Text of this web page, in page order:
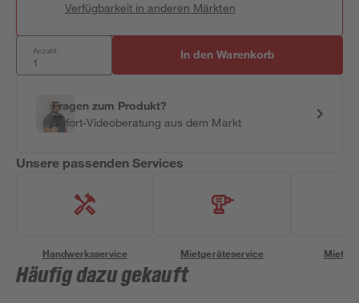
Verfügbarkeit in anderen Märkten
Anzahl: In den Warenkorb
Fragen zum Produkt?
Sofort-Videoberatung aus dem Markt
Unsere passenden Services
Handwerksservice Mietgeräteservice
Häufig dazu gekauft